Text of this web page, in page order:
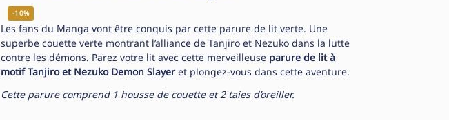
-10%
Les fans du Manga vont être conquis par cette parure de lit verte. Une
superbe couette verte montrant l’alliance de Tanjiro et Nezuko dans la lutte
contre les démons. Parez votre lit avec cette merveilleuse parure de lit à
motif Tanjiro et Nezuko Demon Slayeret plongez-vous dans cette aventure.
Cette parure comprend 1 housse de couette et 2 taies d’oreiller.